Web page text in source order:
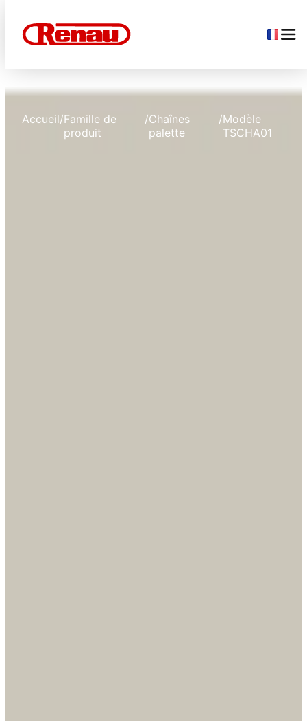
Accueil/Famille de
produit
/Chaînes
palette
/Modèle
TSCHA01